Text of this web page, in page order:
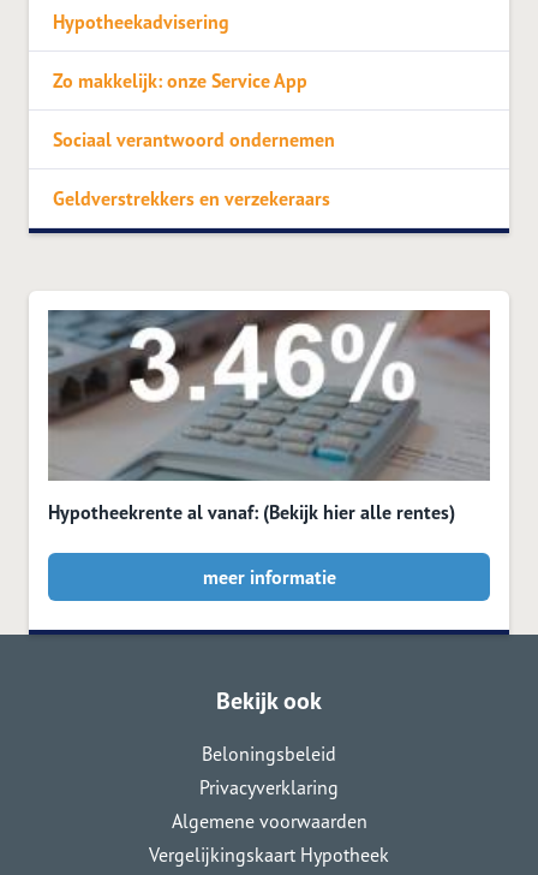
Hypotheekadvisering
Zo makkelijk: onze Service App
Sociaal verantwoord ondernemen
Geldverstrekkers en verzekeraars
Hypotheekrente al vanaf: (Bekijk hier alle rentes)
meer informatie
Bekijk ook
Beloningsbeleid
Privacyverklaring
Algemene voorwaarden
Vergelijkingskaart Hypotheek